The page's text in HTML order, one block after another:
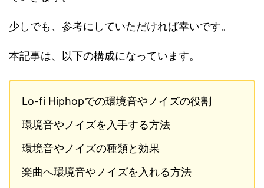
少しでも、参考にしていただければ幸いです。
本記事は、以下の構成になっています。
Lo-fi Hiphopでの環境音やノイズの役割
環境音やノイズを入手する方法
環境音やノイズの種類と効果
楽曲へ環境音やノイズを入れる方法